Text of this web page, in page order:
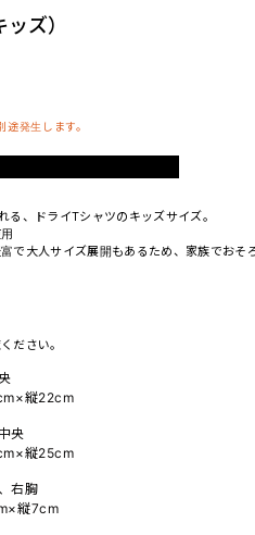
ズ）
発生します。
る、ドライTシャツのキッズサイズ。
で大人サイズ展開もあるため、家族でおそ
ださい。
縦22cm
央
縦25cm
右胸
縦7cm